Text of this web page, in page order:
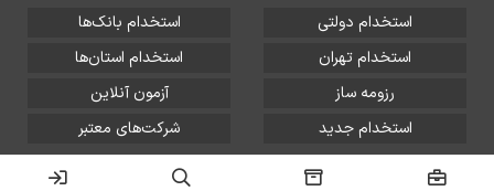
استخدام دولتی
استخدام بانک‌ها
استخدام تهران
استخدام استان‌ها
رزومه ساز
آزمون آنلاین
استخدام جدید
شرکت‌های معتبر
تمامی حقوق این سایت برای آلتین سیستم محفوظ است و هر